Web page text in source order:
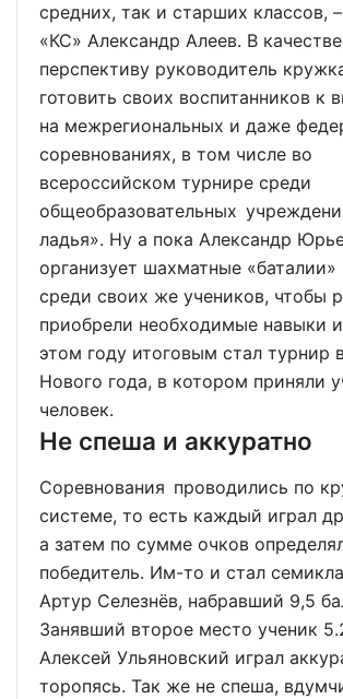
средних, так и старших классов,
«КС» Александр Алеев. В
перспективу руководитель
готовить своих воспитанников к
на межрегиональных и даже
соревнованиях, в том числе во
всероссийском турнире среди
общеобразовательных
ладья». Ну а пока Александр
организует шахматные
среди своих же учеников, чтобы
приобрели необходимые навыки
этом году итоговым стал турнир
Нового года, в котором приняли
человек.
Не спеша и аккуратно
Соревнования проводились по
системе, то есть каждый играл
а затем по сумме очков
победитель. Им-то и стал
Артур Селезнёв, набравший 9,5
Занявший второе место ученик
Алексей Ульяновский играл
торопясь. Так же не спеша,